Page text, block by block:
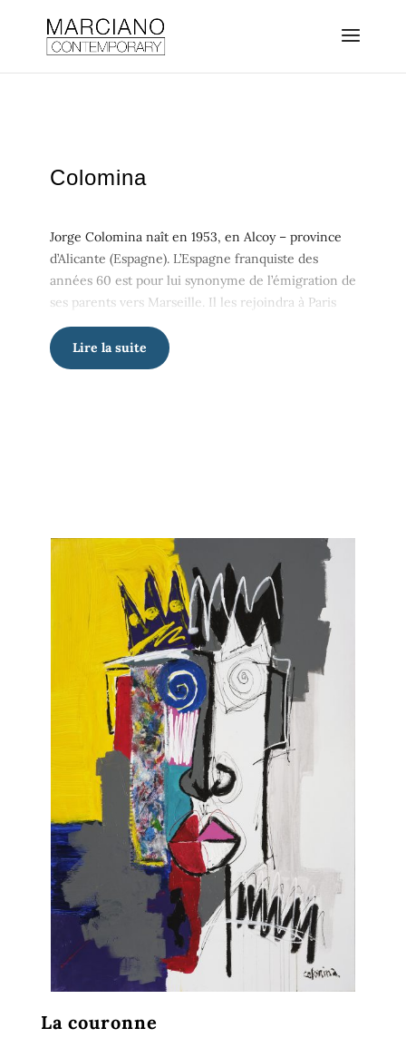
Colomina
Jorge Colomina naît en 1953, en Alcoy – province
d’Alicante (Espagne). L’Espagne franquiste des
années 60 est pour lui synonyme de l’émigration de
ses parents vers Marseille. Il les rejoindra à Paris
avec son frère en 1963. Dès son plus jeune âge, il
exprime sa passion pour le dessin et la peinture. A
peine installé à Paris, sa curiosité et son goût pour
liberté. Depuis toujours, il admire Picasso, Miro,
Cézanne, Matisse… Il étudie leurs œuvres et
travaille sans relâche à trouver son propre style…
Les influences d’une vie… des couleurs vives, en
mouvement pour exprimer sa passion et ses
La peinture de Colomina, s’il faut la définir,
s’apparente à une sorte de « Figuratif Abstrait ».
D’expositions individuelles en expositions
collectives, ses toiles parcourent la France et
traversent les frontières. Jorge Colomina est
estimé, coté et vendu à Drouot Paris par Maître
Arnaud Cornette de Saint-Cyr, commissaire priseur.
Lire la suite
La couronne